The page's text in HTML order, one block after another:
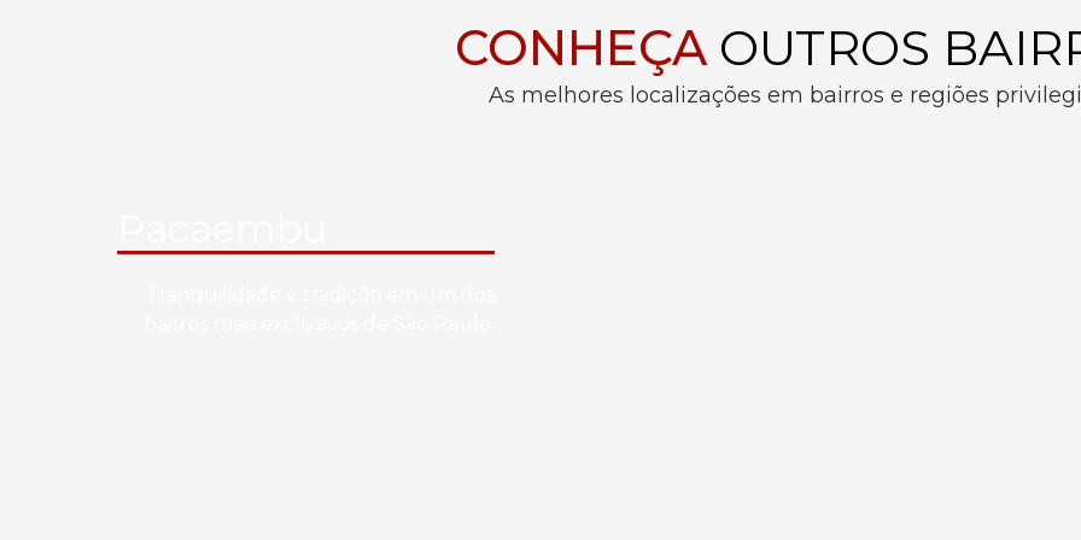
CONHEÇAOUTROS
As melhores localizações em bairros e regiões